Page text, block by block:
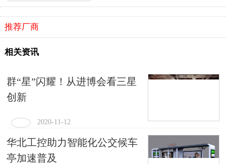
推荐厂商
相关资讯
群“星”闪耀！从进博会看三星
创新
2020-11-12
华北工控助力智能化公交候车
亭加速普及